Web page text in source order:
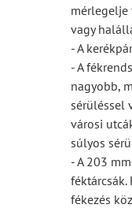
mérlegelje
vagy
- A
- A
nagyobb,
sérüléssel
városi
súlyos
- A 203
fékezés